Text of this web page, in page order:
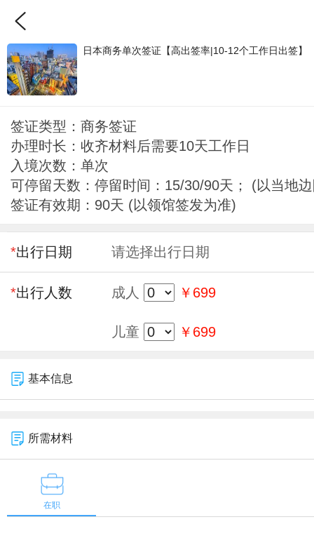
日本商务单次签证【高出签率|10-12个工作日出签】
签证类型：商务签证
办理时长：收齐材料后需要10天工作日
入境次数：单次
可停留天数：停留时间：15/30/90天； (以当地
签证有效期：90天 (以领馆签发为准)
*出行日期 请选择出行日期
*出行人数 成人 ￥699
儿童 ￥699
基本信息
所需材料
在职